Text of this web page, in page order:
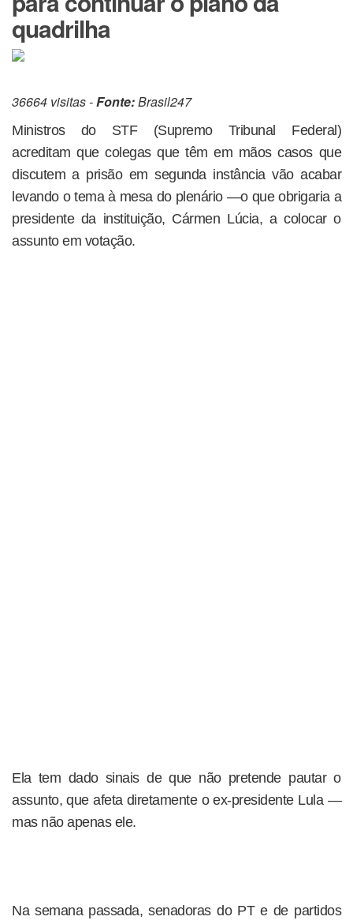
quadrilha
36664 visitas -Fonte:Brasil247
Ministros do STF (Supremo Tribunal Federal)
acreditam que colegas que têm em mãos casos que
discutem a prisão em segunda instância vão acabar
levando o tema à mesa do plenário —o que obrigaria a
presidente da instituição, Cármen Lúcia, a colocar o
assunto em votação.
Ela tem dado sinais de que não pretende pautar o
assunto, que afeta diretamente o ex-presidente Lula —
mas não apenas ele.
Na semana passada, senadoras do PT e de partidos